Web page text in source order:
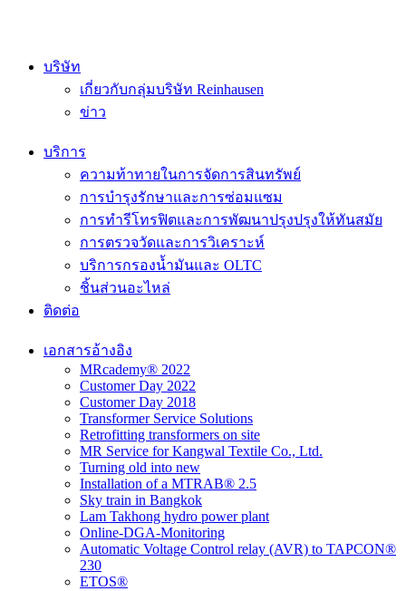
บริษัท
เกี่ยวกับกลุ่มบริษัท Reinhausen
ข่าว
บริการ
ความท้าทายในการจัดการสินทรัพย์
การบำรุงรักษาและการซ่อมแซม
การทำรีโทรฟิตและการพัฒนาปรุงปรุงให้ทันสมัย
การตรวจวัดและการวิเคราะห์
บริการกรองน้ำมันและ OLTC
ชิ้นส่วนอะไหล่
ติดต่อ
เอกสารอ้างอิง
MRcademy® 2022
Customer Day 2022
Customer Day 2018
Transformer Service Solutions
Retrofitting transformers on site
MR Service for Kangwal Textile Co., Ltd.
Turning old into new
Installation of a MTRAB® 2.5
Sky train in Bangkok
Lam Takhong hydro power plant
Online-DGA-Monitoring
Automatic Voltage Control relay (AVR) to TAPCON®
230
ETOS®